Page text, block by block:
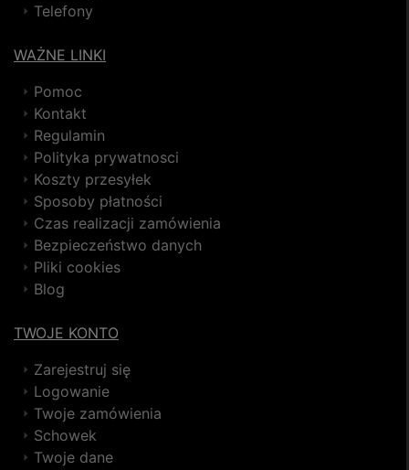
Telefony
WAŻNE LINKI
Pomoc
Kontakt
Regulamin
Polityka prywatnosci
Koszty przesyłek
Sposoby płatności
Czas realizacji zamówienia
Bezpieczeństwo danych
Pliki cookies
Blog
TWOJE KONTO
Zarejestruj się
Logowanie
Twoje zamówienia
Schowek
Twoje dane